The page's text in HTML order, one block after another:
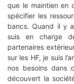
que le maintien en
spécifier les
bancs. Quand il y
suis en charge
partenaires
sur les HF, je suis
nos besoins dans
découvert la